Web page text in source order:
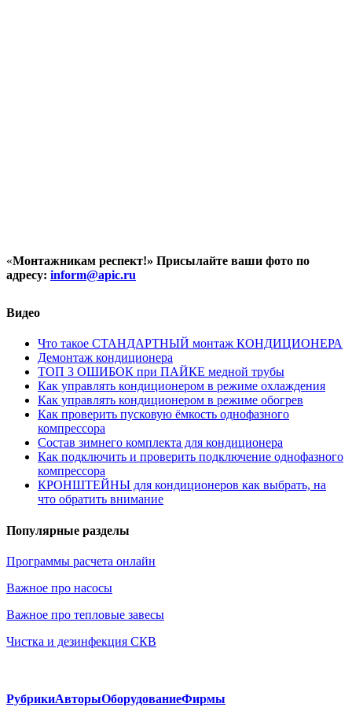
«Монтажникам респект!» Присылайте ваши фото по
адресу: inform@apic.ru
Видео
Что такое СТАНДАРТНЫЙ монтаж КОНДИЦИОНЕРА
Демонтаж кондиционера
ТОП 3 ОШИБОК при ПАЙКЕ медной трубы
Как управлять кондиционером в режиме охлаждения
Как управлять кондиционером в режиме обогрев
Как проверить пусковую ёмкость однофазного
компрессора
Состав зимнего комплекта для кондиционера
Как подключить и проверить подключение однофазного
компрессора
КРОНШТЕЙНЫ для кондиционеров как выбрать, на
что обратить внимание
Популярные разделы
Программы расчета онлайн
Важное про насосы
Важное про тепловые завесы
Чистка и дезинфекция СКВ
РубрикиАвторыОборудованиеФирмы